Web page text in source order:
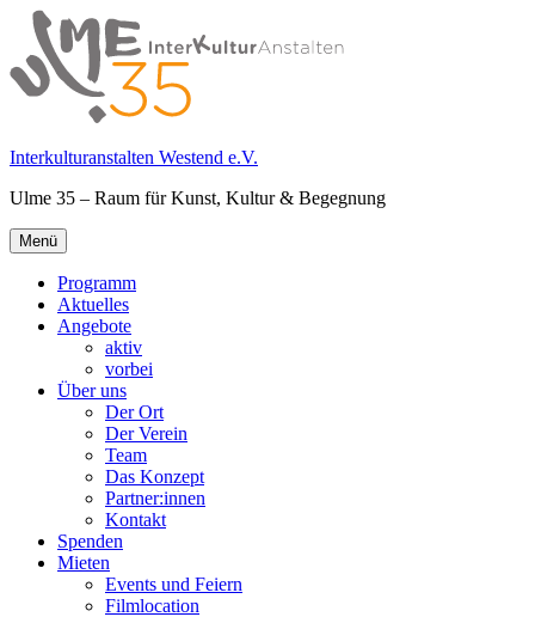
Springe
zum
Inhalt
Interkulturanstalten Westend e.V.
Ulme 35 – Raum für Kunst, Kultur & Begegnung
Primäres
Menü
Menü
Programm
Aktuelles
Angebote
aktiv
vorbei
Über uns
Der Ort
Der Verein
Team
Das Konzept
Partner:innen
Kontakt
Spenden
Mieten
Events und Feiern
Filmlocation